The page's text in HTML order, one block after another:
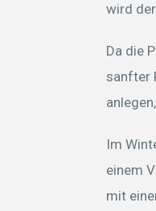
wird
Da die
sanfter
Im
einem
mit